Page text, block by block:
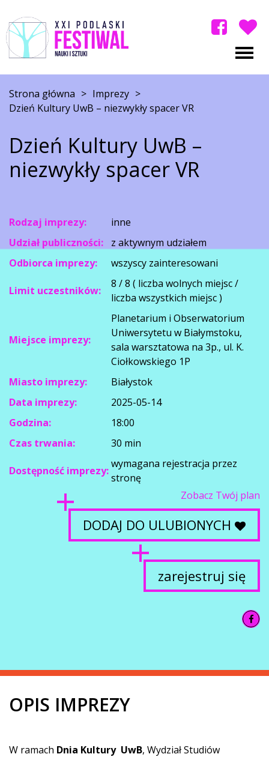
Strona główna > Imprezy >
Dzień Kultury UwB – niezwykły spacer VR
Dzień Kultury UwB –
niezwykły spacer VR
Rodzaj imprezy:
inne
Udział publiczności:
z aktywnym udziałem
Odbiorca imprezy:
wszyscy zainteresowani
Limit uczestników:
8 / 8 ( liczba wolnych miejsc /
liczba wszystkich miejsc )
Miejsce imprezy:
Planetarium i Obserwatorium
Uniwersytetu w Białymstoku,
sala warsztatowa na 3p., ul. K.
Ciołkowskiego 1P
Miasto imprezy:
Białystok
Data imprezy:
2025-05-14
Godzina:
18:00
Czas trwania:
30 min
Dostępność imprezy:
wymagana rejestracja przez
stronę
Zobacz Twój plan
DODAJ DO ULUBIONYCH
zarejestruj się
OPIS IMPREZY
W ramach Dnia Kultury UwB, Wydział Studiów